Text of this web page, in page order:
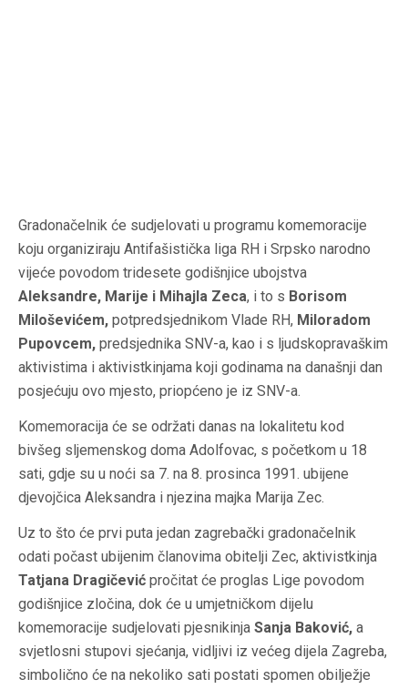
Gradonačelnik će sudjelovati u programu komemoracije
koju organiziraju Antifašistička liga RH i Srpsko narodno
vijeće povodom tridesete godišnjice ubojstva
Aleksandre, Marije i Mihajla Zeca, i to s Borisom
Miloševićem, potpredsjednikom Vlade RH, Miloradom
Pupovcem, predsjednika SNV-a, kao i s ljudskopravaškim
aktivistima i aktivistkinjama koji godinama na današnji dan
posjećuju ovo mjesto, priopćeno je iz SNV-a.
Komemoracija će se održati danas na lokalitetu kod
bivšeg sljemenskog doma Adolfovac, s početkom u 18
sati, gdje su u noći sa 7. na 8. prosinca 1991. ubijene
djevojčica Aleksandra i njezina majka Marija Zec.
Uz to što će prvi puta jedan zagrebački gradonačelnik
odati počast ubijenim članovima obitelji Zec, aktivistkinja
Tatjana Dragičević pročitat će proglas Lige povodom
godišnjice zločina, dok će u umjetničkom dijelu
komemoracije sudjelovati pjesnikinja Sanja Baković, a
svjetlosni stupovi sjećanja, vidljivi iz većeg dijela Zagreba,
simbolično će na nekoliko sati postati spomen obilježje